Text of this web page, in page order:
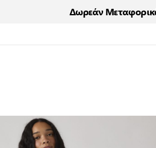
Δωρεάν